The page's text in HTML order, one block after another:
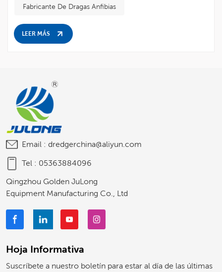
Fabricante De Dragas Anfibias
LEER MÁS
Email : dredgerchina@aliyun.com
Tel : 05363884096
Qingzhou Golden JuLong
Equipment Manufacturing Co., Ltd
Hoja Informativa
Suscríbete a nuestro boletín para estar al día de las últimas